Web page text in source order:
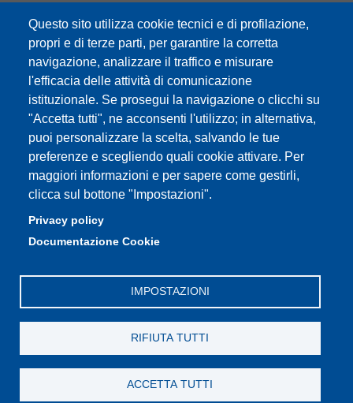
Questo sito utilizza cookie tecnici e di profilazione,
propri e di terze parti, per garantire la corretta
navigazione, analizzare il traffico e misurare
l'efficacia delle attività di comunicazione
istituzionale. Se prosegui la navigazione o clicchi su
"Accetta tutti", ne acconsenti l'utilizzo; in alternativa,
puoi personalizzare la scelta, salvando le tue
preferenze e scegliendo quali cookie attivare. Per
maggiori informazioni e per sapere come gestirli,
clicca sul bottone "Impostazioni".
Privacy policy
Documentazione Cookie
IMPOSTAZIONI
RIFIUTA TUTTI
ACCETTA TUTTI
Come trovarci
Assicurazione qualità
Partita IVA: 00427620364
Dipartimento di Scienze Biomediche, Metaboliche e
Neuroscienze
Sede: Via Campi 287 - 41122 Modena
PEC: dipbmn@pec.unimore.it
Tel: 059 2055087